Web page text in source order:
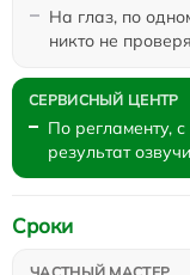
На глаз, по
никто не
По регламенту,
результат
Сроки